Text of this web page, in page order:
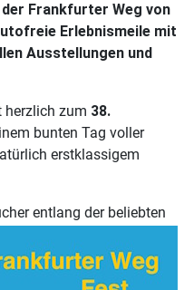
Frankfurter Weg von
Erlebnismeile mit
Ausstellungen und
herzlich zum 38.
bunten Tag voller
erstklassigem
entlang der beliebten